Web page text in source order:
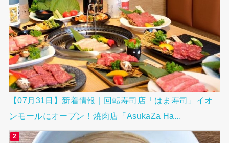
【07月31日】新着情報｜回転寿司店「はま寿司」イオ
ンモールにオープン！焼肉店「AsukaZa Ha...